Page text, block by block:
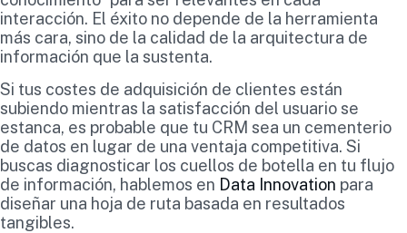
interacción. El éxito no depende de la herramienta
más cara, sino de la calidad de la arquitectura de
información que la sustenta.
Si tus costes de adquisición de clientes están
subiendo mientras la satisfacción del usuario se
estanca, es probable que tu CRM sea un cementerio
de datos en lugar de una ventaja competitiva. Si
buscas diagnosticar los cuellos de botella en tu flujo
de información, hablemos en Data Innovation para
diseñar una hoja de ruta basada en resultados
tangibles.